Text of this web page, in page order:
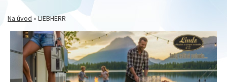
Na úvod »LIEBHERR